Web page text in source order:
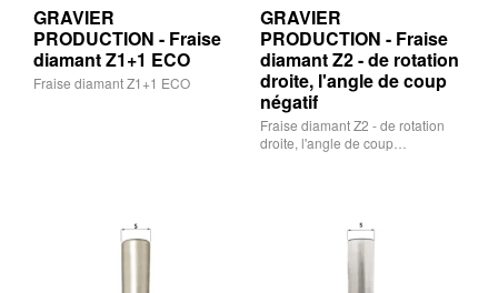
GRAVIER
PRODUCTION - Fraise
diamant Z1+1 ECO
Fraise diamant Z1+1 ECO
GRAVIER
PRODUCTION - Fraise
diamant Z2 - de rotation
droite, l'angle de coup
négatif
Fraise diamant Z2 - de rotation
droite, l'angle de coup…